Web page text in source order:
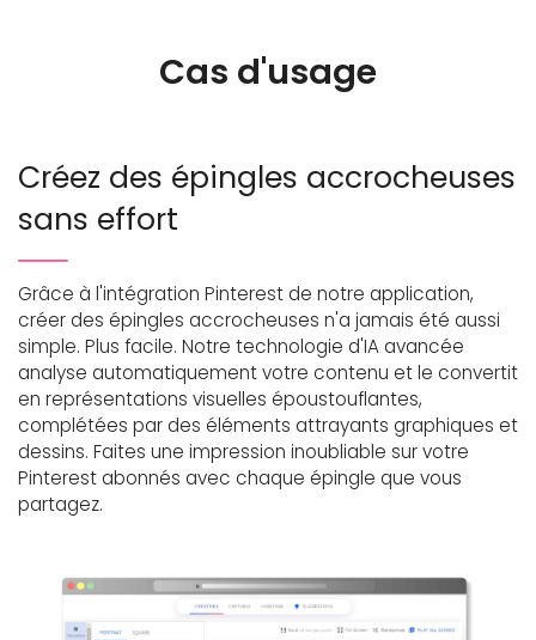
Cas d'usage
Créez des épingles accrocheuses
sans effort
Grâce à l'intégration Pinterest de notre application,
créer des épingles accrocheuses n'a jamais été aussi
simple. Plus facile. Notre technologie d'IA avancée
analyse automatiquement votre contenu et le convertit
en représentations visuelles époustouflantes,
complétées par des éléments attrayants graphiques et
dessins. Faites une impression inoubliable sur votre
Pinterest abonnés avec chaque épingle que vous
partagez.